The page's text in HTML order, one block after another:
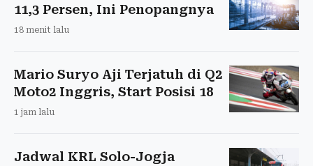
11,3 Persen, Ini Penopangnya
18 menit lalu
Mario Suryo Aji Terjatuh di Q2
Moto2 Inggris, Start Posisi 18
1 jam lalu
Jadwal KRL Solo-Jogja